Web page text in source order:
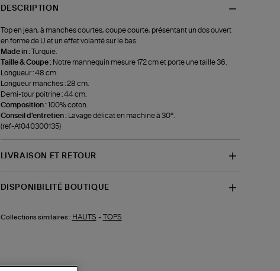
DESCRIPTION
Top en jean, à manches courtes, coupe courte, présentant un dos ouvert
en forme de U et un effet volanté sur le bas.
Made in :Turquie.
Taille & Coupe : Notre mannequin mesure 172 cm et porte une taille 36.
Longueur : 48 cm.
Longueur manches : 28 cm.
Demi-tour poitrine : 44 cm.
Composition :100% coton.
Conseil d'entretien :
Lavage délicat en machine à 30°.
(ref-A1040300135)
LIVRAISON ET RETOUR
DISPONIBILITÉ BOUTIQUE
Collections similaires : HAUTS - TOPS